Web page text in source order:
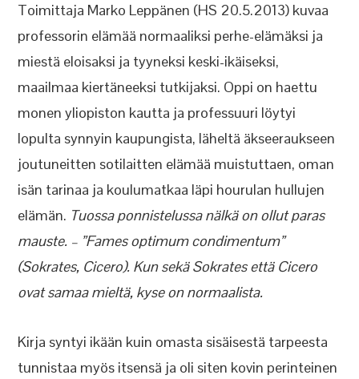
Toimittaja Marko Leppänen (HS 20.5.2013) kuvaa
professorin elämää normaaliksi perhe-elämäksi ja
miestä eloisaksi ja tyyneksi keski-ikäiseksi,
maailmaa kiertäneeksi tutkijaksi. Oppi on haettu
monen yliopiston kautta ja professuuri löytyi
lopulta synnyin kaupungista, läheltä äkseeraukseen
joutuneitten sotilaitten elämää muistuttaen, oman
isän tarinaa ja koulumatkaa läpi hourulan hullujen
elämän. Tuossa ponnistelussa nälkä on ollut paras
mauste. – ”Fames optimum condimentum”
(Sokrates, Cicero). Kun sekä Sokrates että Cicero
ovat samaa mieltä, kyse on normaalista.
Kirja syntyi ikään kuin omasta sisäisestä tarpeesta
tunnistaa myös itsensä ja oli siten kovin perinteinen